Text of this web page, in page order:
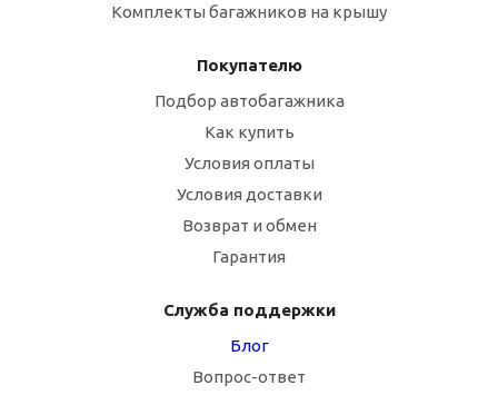
Комплекты багажников на крышу
Покупателю
Подбор автобагажника
Как купить
Условия оплаты
Условия доставки
Возврат и обмен
Гарантия
Служба поддержки
Блог
Вопрос-ответ